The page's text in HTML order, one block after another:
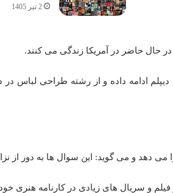
2 تیر 1405
در حال حاضر در آمریکا زندگی می کنند.
ادامه داده و از رشته طراحی لباس در
می دهد و می گوید: این سوال ها به دور از
و سریال های زیادی در کارنامه هنری